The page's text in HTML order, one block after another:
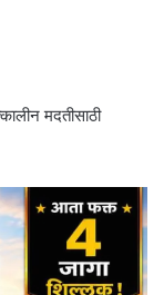
मदतीसाठी